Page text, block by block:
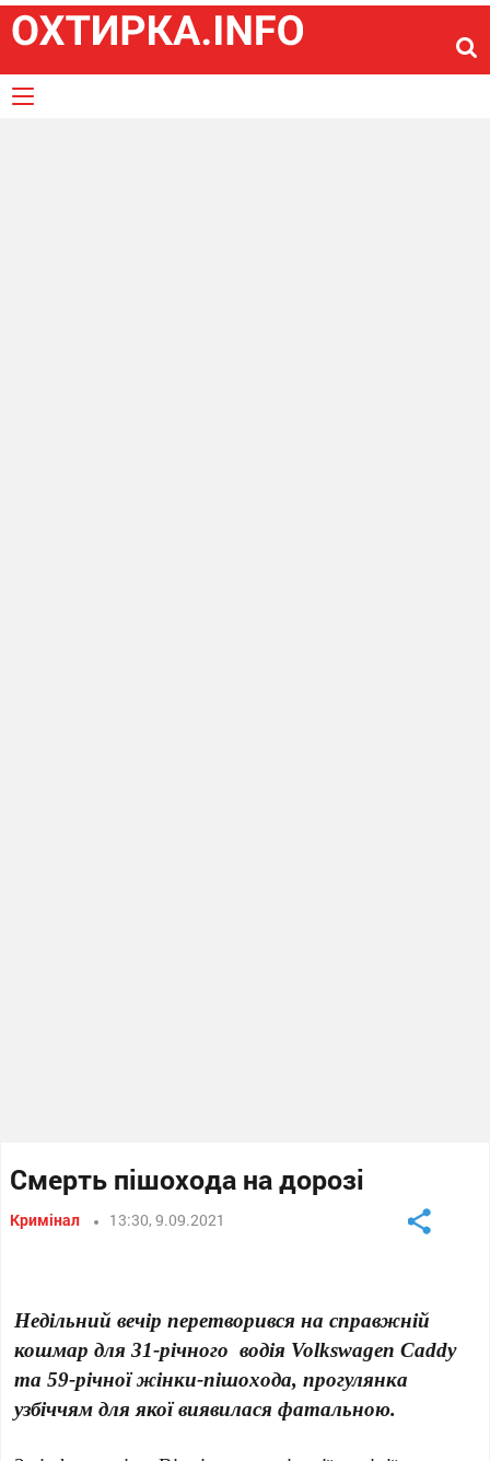
Смерть пішохода на дорозі
Кримінал 13:30, 9.09.2021
Недільний вечір перетворився на справжній
кошмар для 31-річного водія Volkswagen Caddy
та 59-річної жінки-пішохода, прогулянка
узбіччям для якої виявилася фатальною.